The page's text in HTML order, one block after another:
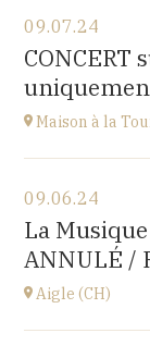
Chapelle de
Rue de l'Église,
at11H
Go to site
09.07.24
Maison à la
Maison à la
10 place de la
at17H00
09.06.24
La
ANNULÉ /
Aigle (CH)